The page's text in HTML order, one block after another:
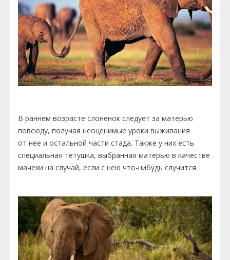
В раннем возрасте слоненок следует за матерью
повсюду, получая неоценимые уроки выживания
от нее и остальной части стада. Также у них есть
специальная тетушка, выбранная матерью в качестве
мачехи на случай, если с нею что-нибудь случится.